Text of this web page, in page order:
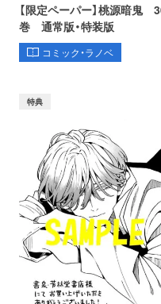
【限定ペーパー】桃源暗鬼
巻 通常版・特装版
コミック・ラノベ
特典